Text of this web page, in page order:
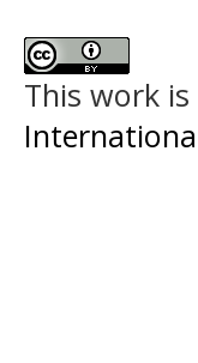
This work